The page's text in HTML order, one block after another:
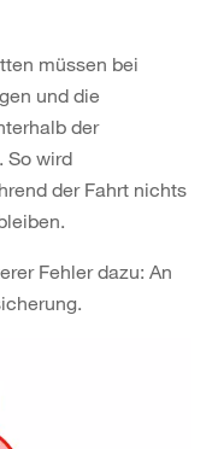
müssen bei
und die
der
So wird
der Fahrt nichts
Fehler dazu: An